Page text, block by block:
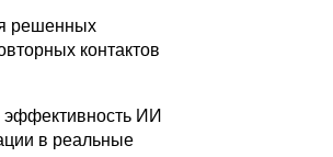
решенных
контактов
эффективность ИИ
в реальные